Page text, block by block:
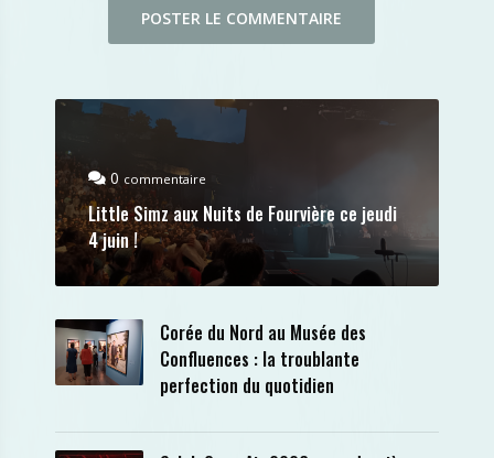
0 commentaire
Little Simz aux Nuits de Fourvière ce jeudi
4 juin !
Corée du Nord au Musée des
Confluences : la troublante
perfection du quotidien